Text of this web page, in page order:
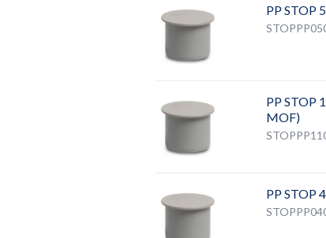
PP STOP
PP STOP
MOF)
PP STOP